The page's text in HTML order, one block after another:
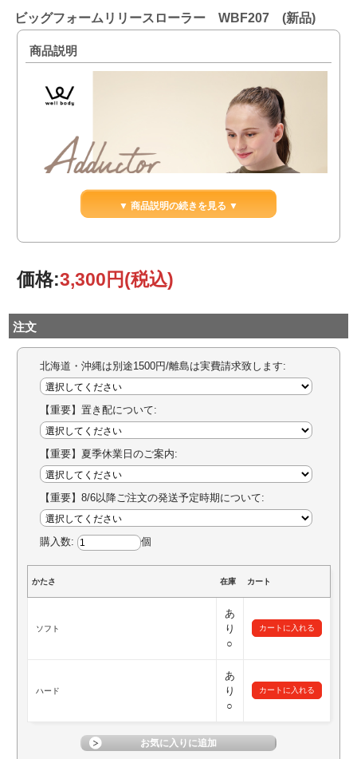
ビッグフォームリリースローラー WBF207 (新品)
商品説明
▼ 商品説明の続きを見る ▼
価格:3,300円(税込)
注文
北海道・沖縄は別途1500円/離島は実費請求致します:
【重要】置き配について:
【重要】夏季休業日のご案内:
【重要】8/6以降ご注文の発送予定時期について:
購入数: 個
かたさ 在庫 カート
ソフト
あ
り
○
ハード
あ
り
○